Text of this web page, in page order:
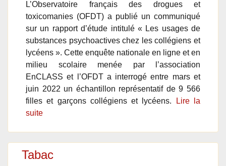
L’Observatoire français des drogues et
toxicomanies (OFDT) a publié un communiqué
sur un rapport d’étude intitulé « Les usages de
substances psychoactives chez les collégiens et
lycéens ». Cette enquête nationale en ligne et en
milieu scolaire menée par l’association
EnCLASS et l’OFDT a interrogé entre mars et
juin 2022 un échantillon représentatif de 9 566
filles et garçons collégiens et lycéens.
Lire la
suite
Tabac